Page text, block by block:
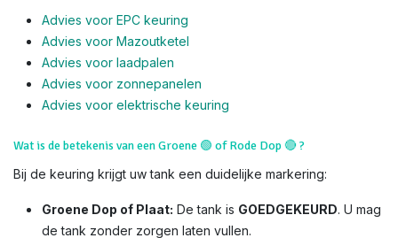
Advies voor EPC keuring
Advies voor Mazoutketel
Advies voor laadpalen
Advies voor zonnepanelen
Advies voor elektrische keuring
Wat is de betekenis van een Groene 🟢 of Rode Dop🔴?
Bij de keuring krijgt uw tank een duidelijke markering:
Groene Dop of Plaat: De tank is GOEDGEKEURD. U mag
de tank zonder zorgen laten vullen.